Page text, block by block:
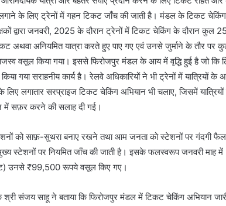
के लिए ट्रेनों में गहन टिकट जाँच की जाती है। मंडल के टिकट
द्वारा जनवरी, 2025 के दौरान ट्रेनों में टिकट चेकिंग के दौरान कुल
अथवा अनियमित यात्रा करते हुए पाए गए एवं उनसे जुर्माने के तौर
वसूल किया गया। इससे फिरोजपुर मंडल के आय में वृद्धि हुई है जो कि
किया गया सराहनीय कार्य है। रेलवे अधिकारियों ने भी ट्रेनों में यात्रियों के
लगातार सरप्राइज टिकट चेकिंग अभियान भी चलाए, जिसमें
सफ़र करने की सलाह दी गई।
को साफ़-सुथरा बनाए रखने तथा आम जनता को स्टेशनों पर गंदगी
स्टेशनों पर नियमित जाँच की जाती है। इसके फलस्वरूप जनवरी माह
उनसे ₹99,500 रूपये वसूल किए गए।
संजय साहू ने बताया कि फिरोजपुर मंडल में टिकट चेकिंग अभियान